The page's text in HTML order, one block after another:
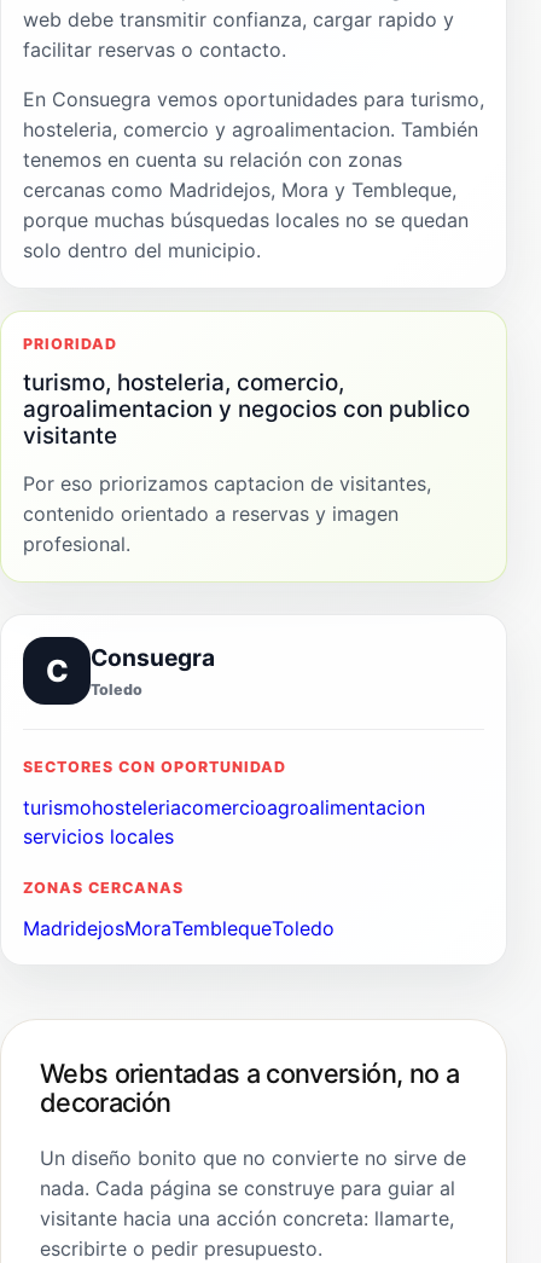
web debe transmitir confianza, cargar rapido y
facilitar reservas o contacto.
En Consuegra vemos oportunidades para turismo,
hosteleria, comercio y agroalimentacion. También
tenemos en cuenta su relación con zonas
cercanas como Madridejos, Mora y Tembleque,
porque muchas búsquedas locales no se quedan
solo dentro del municipio.
PRIORIDAD
turismo, hosteleria, comercio,
agroalimentacion y negocios con publico
visitante
Por eso priorizamos captacion de visitantes,
contenido orientado a reservas y imagen
profesional.
C Consuegra
Toledo
SECTORES CON OPORTUNIDAD
turismohosteleriacomercioagroalimentacion
servicios locales
ZONAS CERCANAS
MadridejosMoraTemblequeToledo
Webs orientadas a conversión, no a
decoración
Un diseño bonito que no convierte no sirve de
nada. Cada página se construye para guiar al
visitante hacia una acción concreta: llamarte,
escribirte o pedir presupuesto.